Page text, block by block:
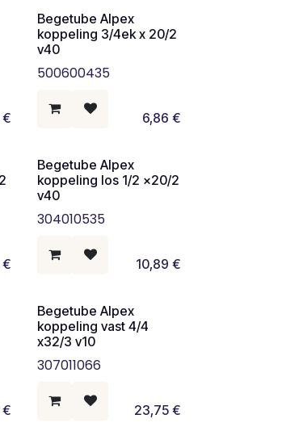
Begetube Alpex
koppeling 3/4ek x 20/2
v40
500600435
6,86 €
€
Begetube Alpex
koppeling los 1/2 x20/2
v40
304010535
10,89 €
€
Begetube Alpex
koppeling vast 4/4
x32/3 v10
307011066
23,75€